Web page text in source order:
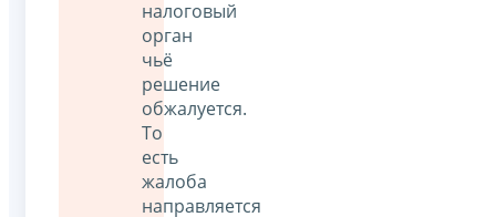
налоговый
орган
чьё
решение
обжалуется.
То
есть
жалоба
направляется